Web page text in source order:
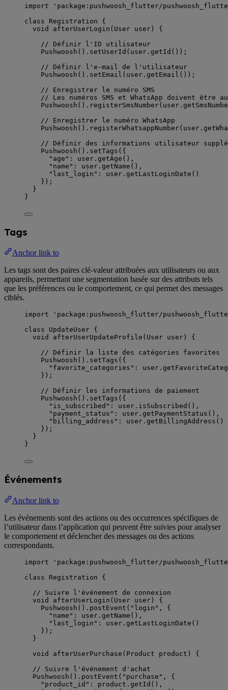
import
'package:pushwoosh_flutter/
class
Registration {
void
afterUserLogin ( User user) {
// Définir l'ID utilisateur
Pushwoosh (). setUserId (user. getId ());
// Définir l'e-mail de l'utilisateur
Pushwoosh (). setEmail (user. getEmail ());
// Enregistrer le numéro SMS
// Les numéros SMS et WhatsApp doivent
Pushwoosh (). registerSmsNumber(user.
// Enregistrer le numéro WhatsApp
Pushwoosh (). registerWhatsappNumber(user.
// Définir des informations utilisateur
Pushwoosh (). setTags ({
"age" : user. getAge (),
"name" : user. getName (),
"last_login" : user. getLastLoginDate ()
});
}
}
Tags
Anchor link to
Les tags sont des paires clé-valeur attribuées aux utilisateurs ou aux
appareils, permettant une segmentation basée sur des attributs tels
que les préférences ou le comportement, ce qui permet des messages
ciblés.
import
'package:pushwoosh_flutter/
class
UpdateUser {
void
afterUserUpdateProfile ( User user) {
// Définir la liste des catégories favorites
Pushwoosh (). setTags ({
"favorite_categories" : user.
});
// Définir les informations de paiement
Pushwoosh (). setTags ({
"is_subscribed" : user. isSubscribed (),
"payment_status" : user. getPaymentStatus (),
"billing_address" : user. getBillingAddress ()
});
}
}
Événements
Anchor link to
Les événements sont des actions ou des occurrences spécifiques de
l’utilisateur dans l’application qui peuvent être suivies pour analyser
le comportement et déclencher des messages ou des actions
correspondants.
import
'package:pushwoosh_flutter/
class
Registration {
// Suivre l'événement de connexion
void
afterUserLogin ( User user) {
Pushwoosh (). postEvent ( "login" , {
"name" : user. getName (),
"last_login" : user. getLastLoginDate ()
});
}
void
afterUserPurchase ( Product product) {
// Suivre l'événement d'achat
Pushwoosh (). postEvent ( "purchase" , {
"product_id" : product. getId (),